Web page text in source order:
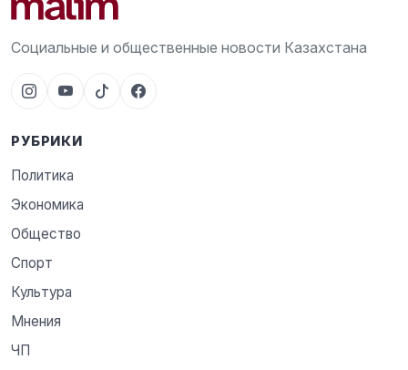
Социальные и общественные новости Казахстана
РУБРИКИ
Политика
Экономика
Общество
Спорт
Культура
Мнения
ЧП